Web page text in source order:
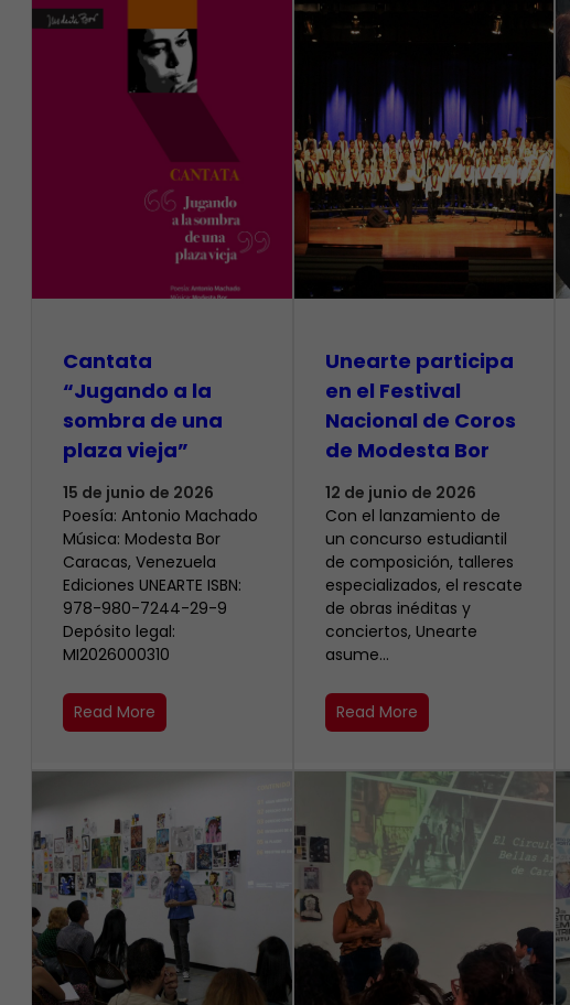
Cantata
“Jugando a la
sombra de una
plaza vieja”
15 de junio de 2026
Poesía: Antonio Machado
Música: Modesta Bor
Caracas, Venezuela
Ediciones UNEARTE ISBN:
978-980-7244-29-9
Depósito legal:
MI2026000310
Read More
Unearte participa
en el Festival
Nacional de Coros
de Modesta Bor
12 de junio de 2026
​Con el lanzamiento de
un concurso estudiantil
de composición, talleres
especializados, el rescate
de obras inéditas y
conciertos, Unearte
asume…
Read More